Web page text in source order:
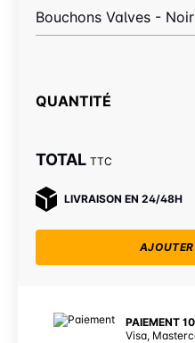
Bouchons Valves -
QUANTITÉ
TOTAL TTC
LIVRAISON EN 24/48H
PAIEMENT
Visa,